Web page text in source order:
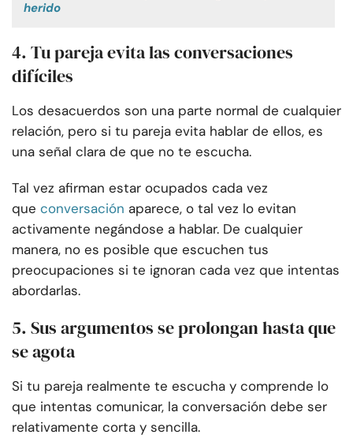
herido
4. Tu pareja evita las conversaciones
difíciles
Los desacuerdos son una parte normal de cualquier
relación, pero si tu pareja evita hablar de ellos, es
una señal clara de que no te escucha.
Tal vez afirman estar ocupados cada vez
que conversación aparece, o tal vez lo evitan
activamente negándose a hablar. De cualquier
manera, no es posible que escuchen tus
preocupaciones si te ignoran cada vez que intentas
abordarlas.
5. Sus argumentos se prolongan hasta que
se agota
Si tu pareja realmente te escucha y comprende lo
que intentas comunicar, la conversación debe ser
relativamente corta y sencilla.